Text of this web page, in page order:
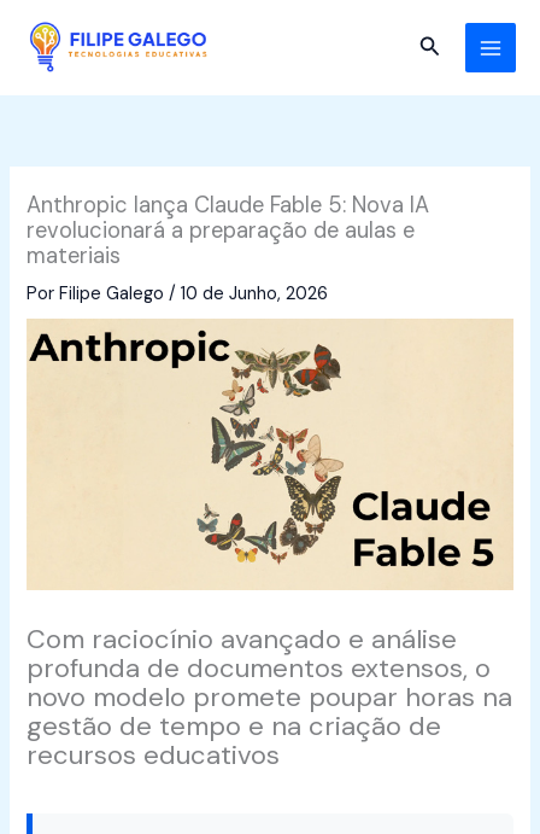
content
Search
Anthropic lança Claude Fable 5: Nova IA
revolucionará a preparação de aulas e
materiais
Por Filipe Galego/10 de Junho, 2026
Com raciocínio avançado e análise
profunda de documentos extensos, o
novo modelo promete poupar horas na
gestão de tempo e na criação de
recursos educativos